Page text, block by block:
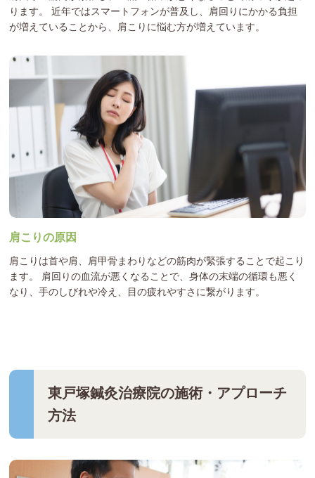
ります。 近年ではスマートフォンが普及し、肩回りにかかる負担
が増えていることから、肩こりに悩む方が増えています。
肩こりの原因
肩こりは首や肩、肩甲骨まわりなどの筋肉が緊張することで起こり
ます。 肩回りの血流が悪くなることで、身体の末端の循環も悪く
なり、手のしびれや冷え、目の疲れやすさに繋がります。
東戸塚鍼灸治療院の施術・アプローチ
方法